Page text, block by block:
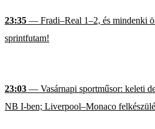
23:35 — Fradi–Real 1–2, és mindenki
sprintfutam!
23:03 — Vasárnapi sportműsor: keleti
NB I-ben; Liverpool–Monaco